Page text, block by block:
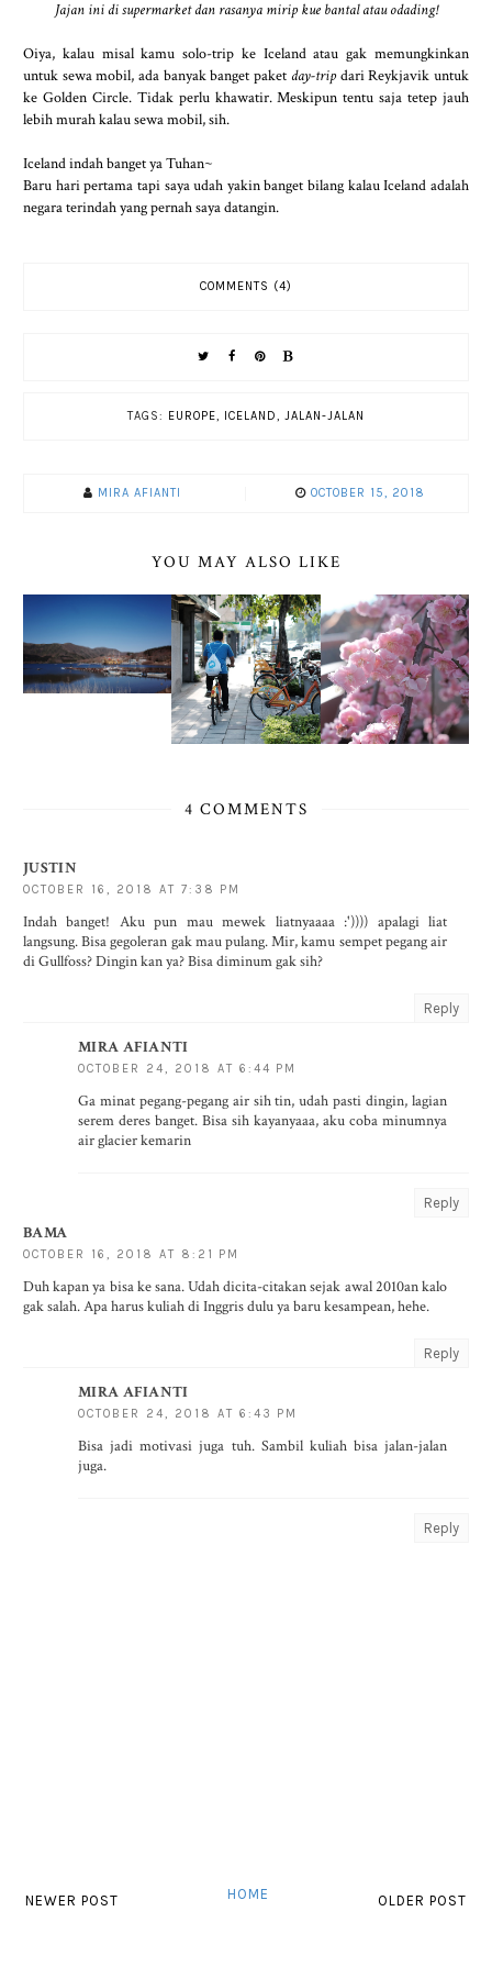
Jajan ini di supermarket dan rasanya mirip kue bantal atau odading!
Oiya, kalau misal kamu solo-trip ke Iceland atau gak memungkinkan
untuk sewa mobil, ada banyak banget paket day-tripdari Reykjavik untuk
ke Golden Circle. Tidak perlu khawatir. Meskipun tentu saja tetep jauh
lebih murah kalau sewa mobil, sih.
Iceland indah banget ya Tuhan~
Baru hari pertama tapi saya udah yakin banget bilang kalau Iceland adalah
negara terindah yang pernah saya datangin.
COMMENTS (4)
TAGS: EUROPE, ICELAND, JALAN-JALAN
MIRA AFIANTI OCTOBER 15, 2018
YOU MAY ALSO LIKE
4 COMMENTS
JUSTIN
OCTOBER 16, 2018 AT 7:38 PM
Indah banget! Aku pun mau mewek liatnyaaaa :')))) apalagi liat
langsung. Bisa gegoleran gak mau pulang. Mir, kamu sempet pegang air
di Gullfoss? Dingin kan ya? Bisa diminum gak sih?
Reply
MIRA AFIANTI
OCTOBER 24, 2018 AT 6:44 PM
Ga minat pegang-pegang air sih tin, udah pasti dingin, lagian
serem deres banget. Bisa sih kayanyaaa, aku coba minumnya
air glacier kemarin
Reply
BAMA
OCTOBER 16, 2018 AT 8:21 PM
Duh kapan ya bisa ke sana. Udah dicita-citakan sejak awal 2010an kalo
gak salah. Apa harus kuliah di Inggris dulu ya baru kesampean, hehe.
Reply
MIRA AFIANTI
OCTOBER 24, 2018 AT 6:43 PM
Bisa jadi motivasi juga tuh. Sambil kuliah bisa jalan-jalan
juga.
Reply
NEWER POST OLDER POST
HOME